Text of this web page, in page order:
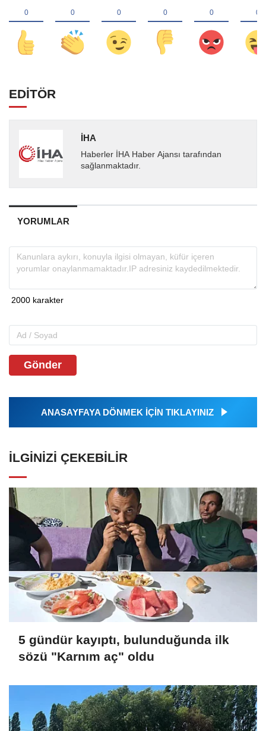
EDİTÖR
İHA
Haberler İHA Haber Ajansı tarafından
sağlanmaktadır.
YORUMLAR
Gönder
ANASAYFAYA DÖNMEK İÇİN TIKLAYINIZ
İLGINIZI ÇEKEBILIR
5 gündür kayıptı, bulunduğunda ilk
sözü "Karnım aç" oldu